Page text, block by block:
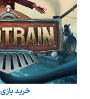
خرید بازی Voidtrain برای PC